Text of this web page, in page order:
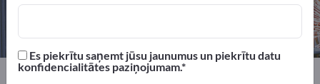
Exportpages Mašīnas un iekārtas
Es piekrītu saņemt jūsu jaunumus un piekrītu datu
konfidencialitātes paziņojumam.